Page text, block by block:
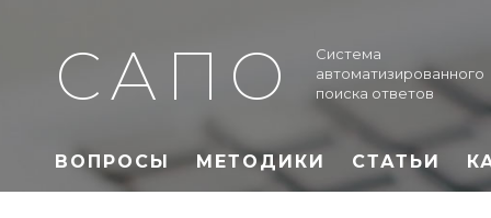
САПО
Система
автоматизированного
поиска ответов
ВОПРОСЫ МЕТОДИКИ СТАТЬИ